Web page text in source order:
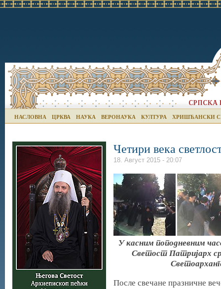
НАСЛОВНА ЦРКВА НАУКА ВЕРОНАУКА КУЛТУРА ХРИШЋАНСКИ
Четири века
18. Август 2015 - 20:07
У касним поподневним
Светост Патријарх
После свечане празничне